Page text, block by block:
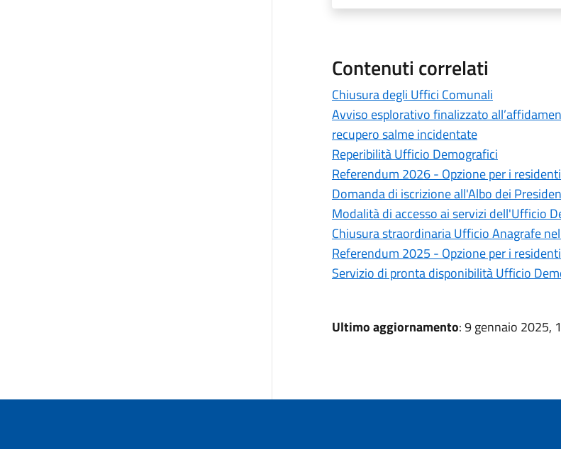
Contenuti correlati
Chiusura degli Uffici Comunali
Avviso esplorativo finalizzato
recupero salme incidentate
Reperibilità Ufficio Demografici
Referendum 2026 - Opzione per i
Domanda di iscrizione all'Albo dei
Modalità di accesso ai servizi dell'Ufficio
Chiusura straordinaria Ufficio Anagrafe
Referendum 2025 - Opzione per i
Servizio di pronta disponibilità Ufficio
Ultimo aggiornamento: 9 gennaio 2025,